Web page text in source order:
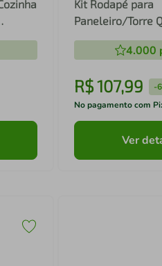
Kit Rodapé para
Paneleiro/Torre
Veneza com
4.000
R$107,99 -
No pagamento com
Ver